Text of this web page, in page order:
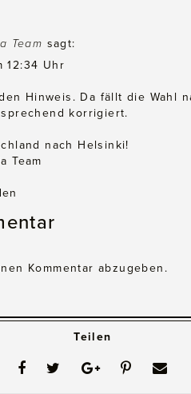
Team sagt:
12:34 Uhr
Hinweis. Da fällt die Wahl
korrigiert.
nach Helsinki!
Team
Kommentar abzugeben.
Teilen